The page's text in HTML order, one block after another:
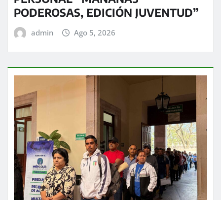
PODEROSAS, EDICIÓN JUVENTUD”
admin Ago 5, 2026